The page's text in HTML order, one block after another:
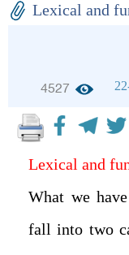
Lexical and
4527
Lexical and
What we
fall into two